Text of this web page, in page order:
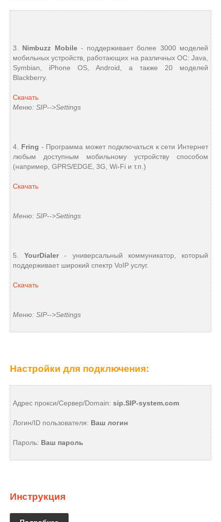
3. Nimbuzz Mobile- поддерживает более 3000 моделей
мобильных устройств, работающих на различных ОС: Java,
Symbian, iPhone OS, Android, а также 20 моделей
Blackberry.
Скачать
Меню: SIP-->Settings
4. Fring - Программа может подключаться к сети Интернет
любым доступным мобильному устройству способом
(например, GPRS/EDGE, 3G, Wi-Fi и т.п.)
Скачать
Меню: SIP-->Settings
5.YourDialer- универсальный коммуникатор, который
поддерживает широкий спектр VoIP услуг.
Скачать
Меню: SIP-->Settings
Настройки для подключения:
Адрес прокси/Сервер/Domain: sip.SIP-system.com
Логин/ID пользователя: Ваш логин
Пароль: Ваш пароль
Инструкция